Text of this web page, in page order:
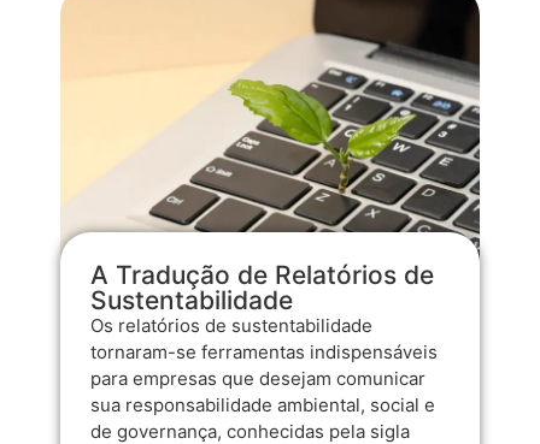
A Tradução de Relatórios de
Sustentabilidade
Os relatórios de sustentabilidade
tornaram-se ferramentas indispensáveis
para empresas que desejam comunicar
sua responsabilidade ambiental, social e
de governança, conhecidas pela sigla